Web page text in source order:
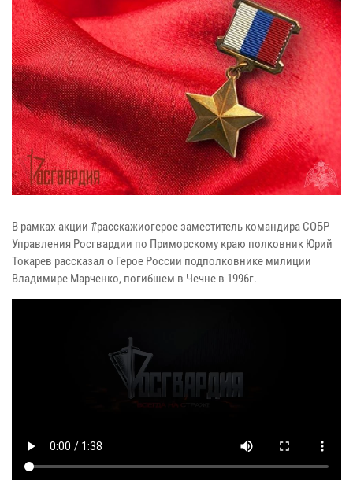
В рамках акции #расскажиогерое заместитель командира СОБР
Управления Росгвардии по Приморскому краю полковник Юрий
Токарев рассказал о Герое России подполковнике милиции
Владимире Марченко, погибшем в Чечне в 1996г.